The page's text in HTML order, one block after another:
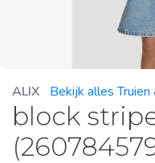
ALIX Bekijk alles
block